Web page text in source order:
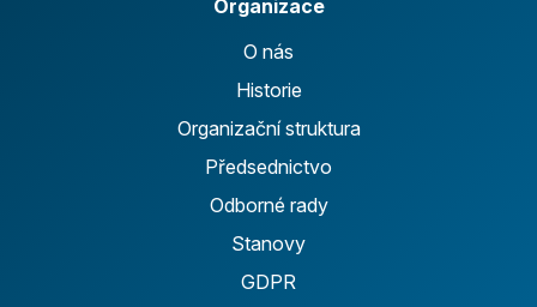
Organizace
O nás
Historie
Organizační struktura
Předsednictvo
Odborné rady
Stanovy
GDPR